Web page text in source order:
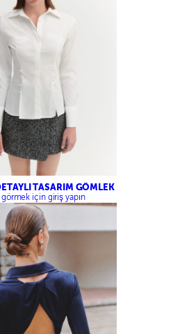
TASARIM GÖMLEK
görmek için giriş yapın